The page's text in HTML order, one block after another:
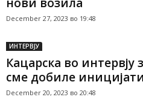
нови возила
December 27, 2023 во 19:48
ИНТЕРВЈУ
Кацарска во интервју
сме добиле
December 20, 2023 во 20:48